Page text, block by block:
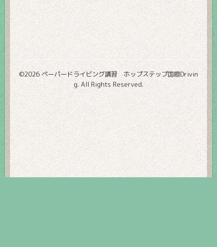
©2026 ペーパードライビング講習 ホップステップ国際Drivin
g. All Rights Reserved.